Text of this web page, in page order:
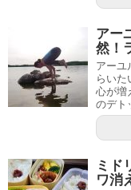
アー
然！
アーユ
らいた
心が増
のデト
ミド
ワ消